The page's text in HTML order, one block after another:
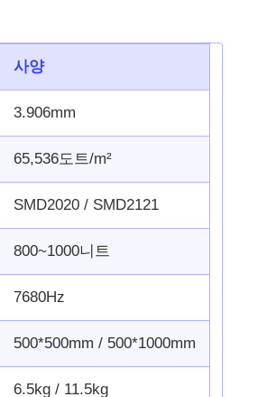
사양
3.906mm
65,536도트/m²
SMD2020 / SMD2121
800~1000니트
7680Hz
500*500mm / 500*1000mm
6.5kg / 11.5kg